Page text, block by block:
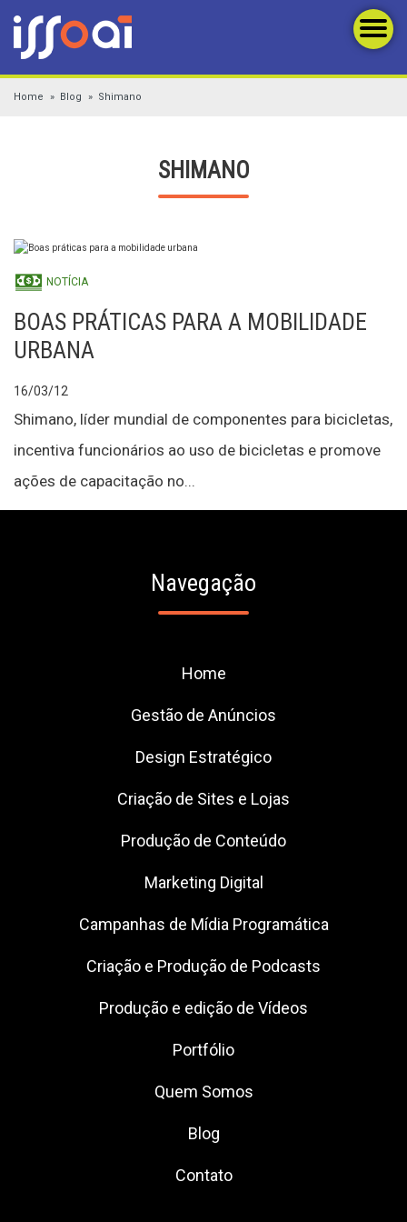
Home Blog Shimano
SHIMANO
NOTÍCIA
BOAS PRÁTICAS PARA A MOBILIDADE
URBANA
16/03/12
Shimano, líder mundial de componentes para bicicletas,
incentiva funcionários ao uso de bicicletas e promove
ações de capacitação no...
Navegação
Home
Gestão de Anúncios
Design Estratégico
Criação de Sites e Lojas
Produção de Conteúdo
Marketing Digital
Campanhas de Mídia Programática
Criação e Produção de Podcasts
Produção e edição de Vídeos
Portfólio
Quem Somos
Blog
Contato